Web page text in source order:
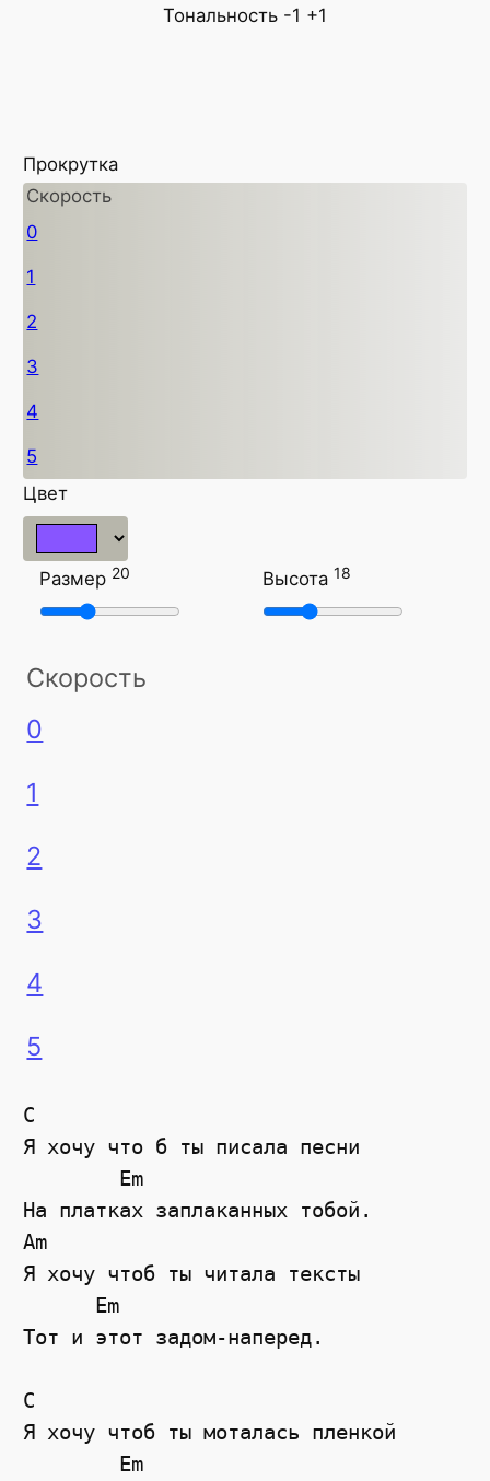
Тональность -1 +1
Прокрутка
Скорость
0
1
2
3
4
5
Цвет
Размер 20 Высота18
Скорость
0
1
2
3
4
5
C
Я хочу что б ты писала песни
        Em
На платках заплаканных тобой.
Am
Я хочу чтоб ты читала тексты
      Em
Тот и этот задом-наперед.
C
Я хочу чтоб ты моталась пленкой
        Em